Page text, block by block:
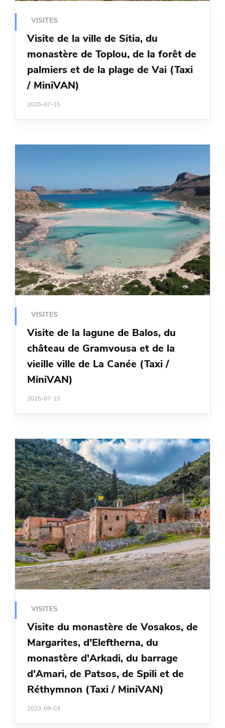
VISITES
Visite de la ville de Sitia, du
monastère de Toplou, de la forêt de
palmiers et de la plage de Vai (Taxi
/ MiniVAN)
2025-07-15
VISITES
Visite de la lagune de Balos, du
château de Gramvousa et de la
vieille ville de La Canée (Taxi /
MiniVAN)
2025-07-15
VISITES
Visite du monastère de Vosakos, de
Margarites, d'Eleftherna, du
monastère d'Arkadi, du barrage
d'Amari, de Patsos, de Spili et de
Réthymnon (Taxi / MiniVAN)
2023-09-03